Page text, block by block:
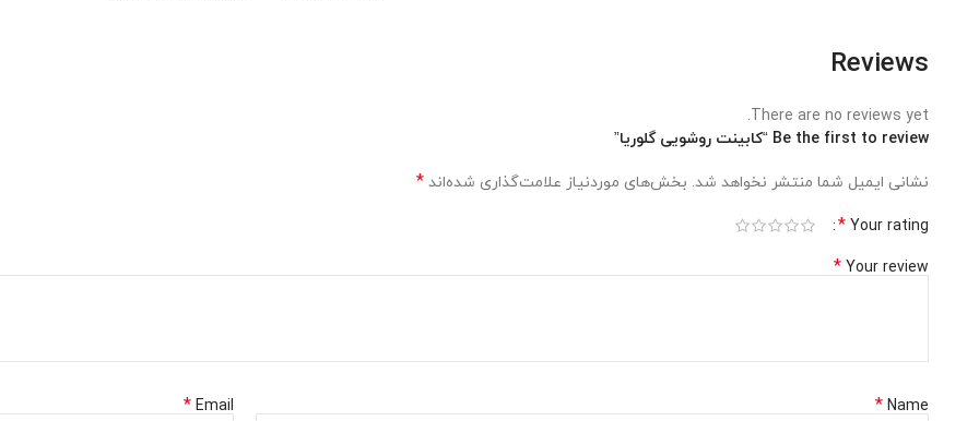
Reviews
There are no reviews yet.
Be the first to review “کابینت روشویی گلوریا”
نشانی ایمیل شما منتشر نخواهد شد. بخش‌های موردنیاز علامت‌گذاری شده‌اند *
Your rating
*
Your review
*
Name
*
Email
*